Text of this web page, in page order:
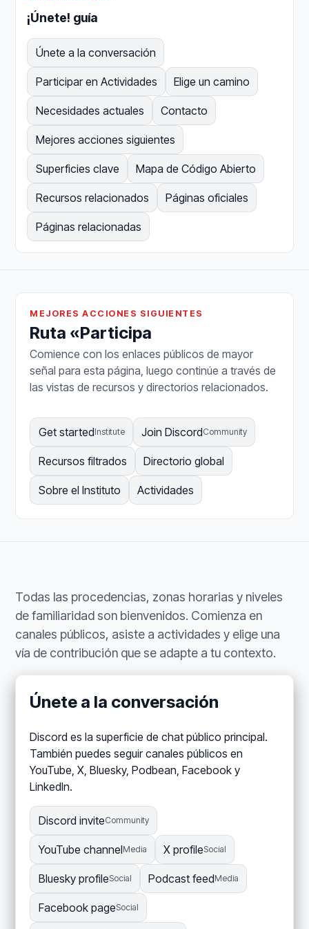
¡Únete! guía
Únete a la conversación
Participar en Actividades Elige un camino
Necesidades actuales Contacto
Mejores acciones siguientes
Superficies clave Mapa de Código Abierto
Recursos relacionados Páginas oficiales
Páginas relacionadas
MEJORES ACCIONES SIGUIENTES
Ruta «Participa
Comience con los enlaces públicos de mayor
señal para esta página, luego continúe a través de
las vistas de recursos y directorios relacionados.
Get startedInstitute Join DiscordCommunity
Recursos filtrados Directorio global
Sobre el Instituto Actividades
Todas las procedencias, zonas horarias y niveles
de familiaridad son bienvenidos. Comienza en
canales públicos, asiste a actividades y elige una
vía de contribución que se adapte a tu contexto.
Únete a la conversación
Discord es la superficie de chat público principal.
También puedes seguir canales públicos en
YouTube, X, Bluesky, Podbean, Facebook y
LinkedIn.
Discord inviteCommunity
YouTube channelMedia X profileSocial
Bluesky profileSocial Podcast feedMedia
Facebook pageSocial